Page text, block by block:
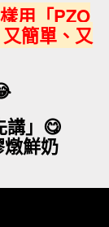
用「PZO
簡單、又
」😋
鮮奶